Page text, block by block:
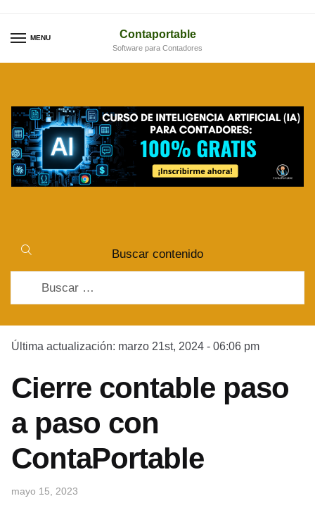
to
to
MENU Contaportable
Software para Contadores
Buscar contenido
Última actualización: marzo 21st, 2024 - 06:06 pm
Cierre contable paso
a paso con
ContaPortable
mayo 15, 2023